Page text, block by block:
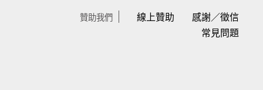
贊助我們 線上贊助
感謝／徵信
常見問題